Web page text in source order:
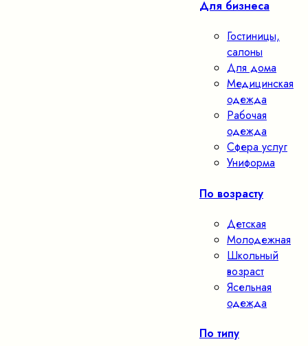
Для бизнеса
Гостиницы,
салоны
Для дома
Медицинская
одежда
Рабочая
одежда
Сфера услуг
Униформа
По возрасту
Детская
Молодежная
Школьный
возраст
Ясельная
одежда
По типу